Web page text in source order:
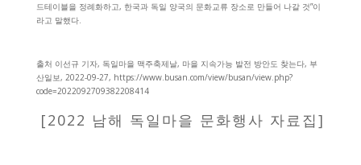
드테이블을 정례화하고, 한국과 독일 양국의 문화교류 장소로 만들어 나갈 것”이
라고 말했다.
출처 이선규 기자, 독일마을 맥주축제날, 마을 지속가능 발전 방안도 찾는다, 부
산일보, 2022-09-27, https://www.busan.com/view/busan/view.php?
code=2022092709382208414
[2022 남해 독일마을 문화행사 자료집]